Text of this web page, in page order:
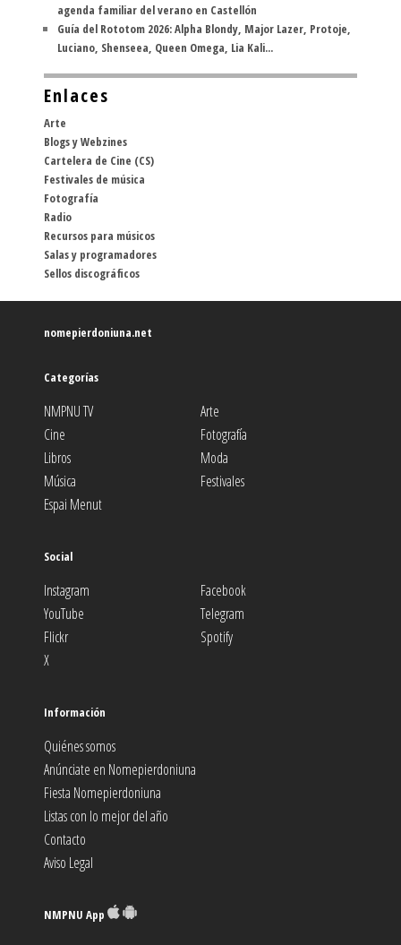
agenda familiar del verano en Castellón
Guía del Rototom 2026: Alpha Blondy, Major Lazer, Protoje,
Luciano, Shenseea, Queen Omega, Lia Kali...
Enlaces
Arte
Blogs y Webzines
Cartelera de Cine (CS)
Festivales de música
Fotografía
Radio
Recursos para músicos
Salas y programadores
Sellos discográficos
nomepierdoniuna.net
Categorías
NMPNU TV
Arte
Cine
Fotografía
Libros
Moda
Música
Festivales
Espai Menut
Social
Instagram
Facebook
YouTube
Telegram
Flickr
Spotify
X
Información
Quiénes somos
Anúnciate en Nomepierdoniuna
Fiesta Nomepierdoniuna
Listas con lo mejor del año
Contacto
Aviso Legal
NMPNU App